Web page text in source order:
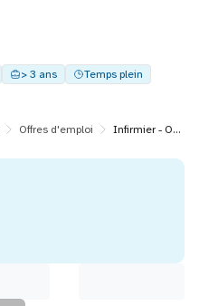
> 3 ans
Temps plein
Offres d'emploi Infirmier - Oncologie (H/F)